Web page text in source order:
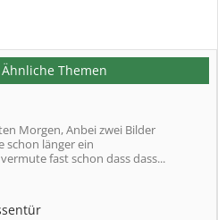
Themen
Morgen, Anbei zwei Bilder
schon länger ein
fast schon dass dass...